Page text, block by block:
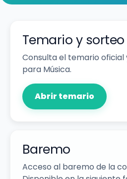
Temario y sorteo
Consulta el temario oficial
para Música.
Abrir temario
Baremo
Acceso al baremo de la